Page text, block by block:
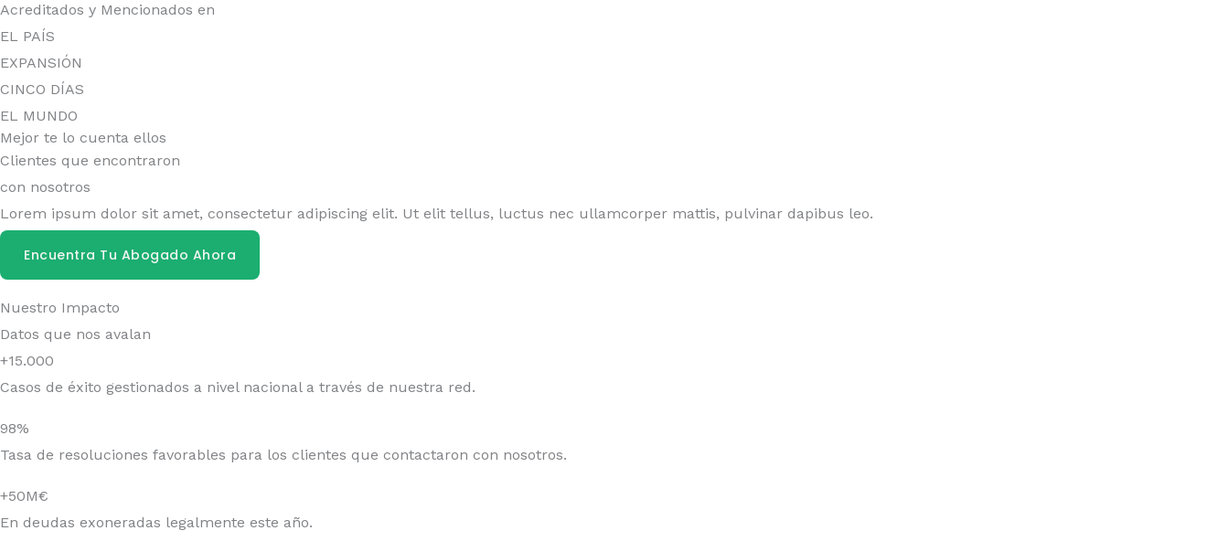
Acreditados y Mencionados en
EL PAÍS
EXPANSIÓN
CINCO DÍAS
EL MUNDO
Mejor te lo cuenta ellos
Clientes que encontraron
con nosotros
Lorem ipsum dolor sit amet, consectetur adipiscing elit. Ut elit tellus, luctus nec ullamcorper mattis, pulvinar dapibus leo.
Encuentra Tu Abogado Ahora
Nuestro Impacto
Datos que nos avalan
+15.000
Casos de éxito gestionados a nivel nacional a través de nuestra red.
98%
Tasa de resoluciones favorables para los clientes que contactaron con nosotros.
+50M€
En deudas exoneradas legalmente este año.